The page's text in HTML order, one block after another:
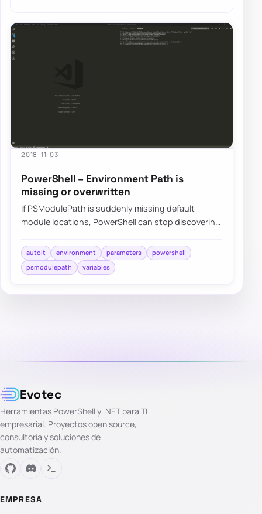
2018-11-03
PowerShell – Environment Path is
missing or overwritten
If PSModulePath is suddenly missing default
module locations, PowerShell can stop discovering
autoit environment parameters
powershell
psmodulepath
variables
Evotec
Herramientas PowerShell y .NET para TI
empresarial. Proyectos open source,
consultoría y soluciones de
automatización.
EMPRESA